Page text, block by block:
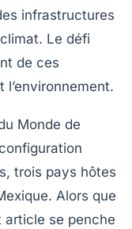
infrastructures
Le défi
de ces
Monde de
trois pays hôtes
Alors que
se penche